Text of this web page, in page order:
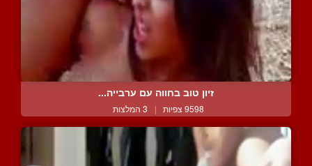
זיון טוב בחווה עם ערבייה...
9598 צפיות | 3 המלצות